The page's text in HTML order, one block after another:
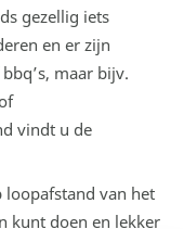
gezellig iets
en er zijn
maar bijv.
vindt u de
loopafstand van het
kunt doen en lekker